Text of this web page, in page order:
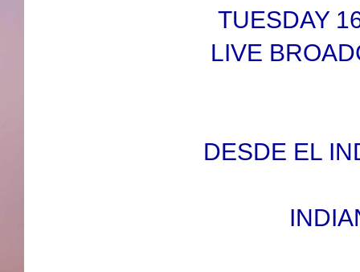
TUESDAY
LIVE
DESDE EL